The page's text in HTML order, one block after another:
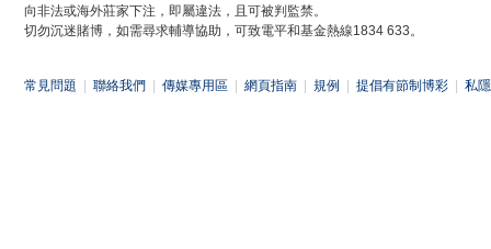
向非法或海外莊家下注，即屬違法，且可被判監禁。
切勿沉迷賭博，如需尋求輔導協助，可致電平和基金熱線1834 633。
常見問題 聯絡我們 傳媒專用區 網頁指南 規例 提倡有節制博彩 私